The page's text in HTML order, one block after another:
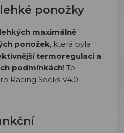
ponožky
maximálně
ponožek, která byla
termoregulaci a
podmínkách! To
Racing Socks V4.0